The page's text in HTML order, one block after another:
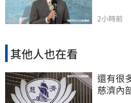
2小時前
其他人也在看
還有很
慈濟內